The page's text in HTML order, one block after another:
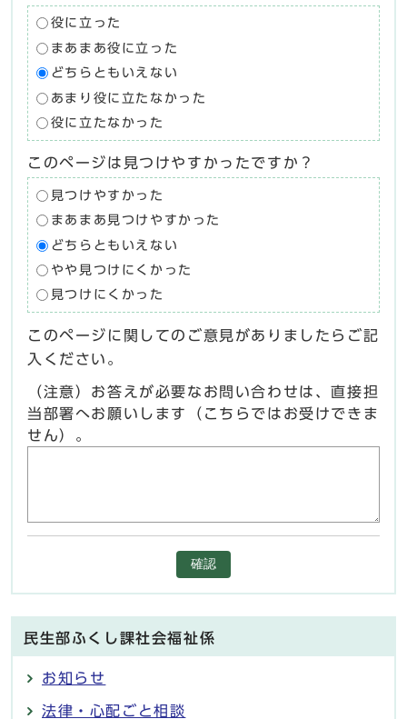
役に立った
まあまあ役に立った
どちらともいえない
あまり役に立たなかった
役に立たなかった
このページは見つけやすかったですか？
見つけやすかった
まあまあ見つけやすかった
どちらともいえない
やや見つけにくかった
見つけにくかった
このページに関してのご意見がありましたらご記
入ください。
（注意）お答えが必要なお問い合わせは、直接担
当部署へお願いします（こちらではお受けできま
せん）。
確認
民生部ふくし課社会福祉係
お知らせ
法律・心配ごと相談